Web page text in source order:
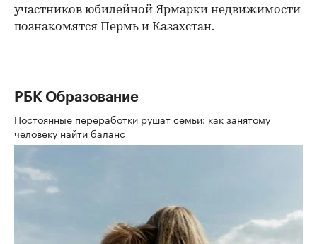
участников юбилейной Ярмарки недвижимости
познакомятся Пермь и Казахстан.
РБК Образование
Постоянные переработки рушат семьи: как занятому
человеку найти баланс